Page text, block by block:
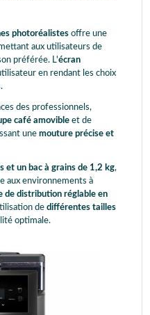
photoréalistes offre une
aux utilisateurs de
préférée. L'écran
en rendant les choix
des professionnels,
café amovible et de
une mouture précise et
et un bac à grains de 1,2 kg,
aux environnements à
de distribution réglable en
de différentes tailles
optimale.